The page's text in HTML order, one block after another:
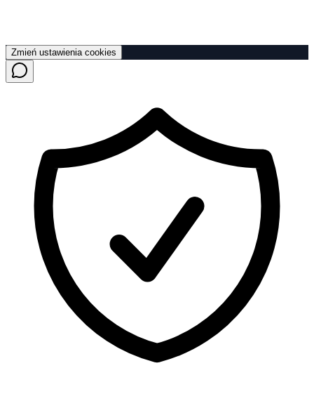
Zmień ustawienia cookies